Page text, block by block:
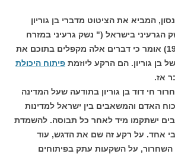
המביא את הציטוט מדברי בן גוריון
הגרעיני בישראל (" נשק גרעיני במזרח
התיכון" , אקדמון, 1994) אומר כי דברים אלה מקפלים בתוכם את
בן גוריון. הם הרקע ליוזמת פיתוח היכולת
אז.
חי דוד בן גוריון בתודעה שעל המדינה
האדם והמשאבים בין ישראל למדינות
ישתקמו מיד לאחר כל תבוסה. להשמדת
אחד. על רקע זה שם את הדגש, עוד
על השקעות עתק בפיתוחים